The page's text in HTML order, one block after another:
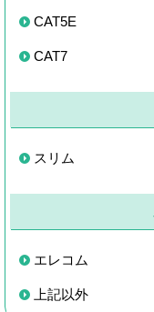
CAT5E
CAT7
スリム
エレコム
上記以外